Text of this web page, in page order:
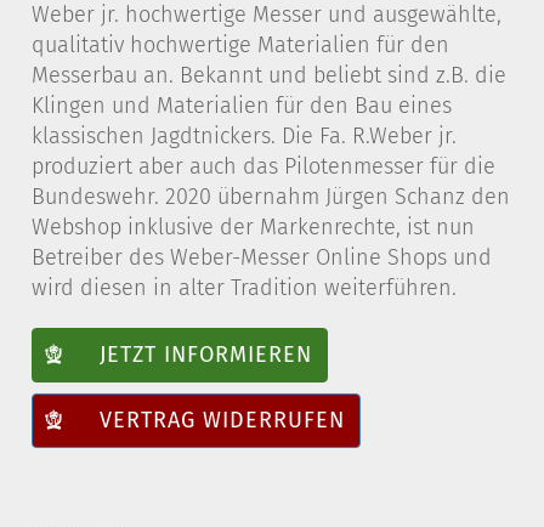
Weber jr. hochwertige Messer und ausgewählte,
qualitativ hochwertige Materialien für den
Messerbau an. Bekannt und beliebt sind z.B. die
Klingen und Materialien für den Bau eines
klassischen Jagdtnickers. Die Fa. R.Weber jr.
produziert aber auch das Pilotenmesser für die
Bundeswehr. 2020 übernahm Jürgen Schanz den
Webshop inklusive der Markenrechte, ist nun
Betreiber des Weber-Messer Online Shops und
wird diesen in alter Tradition weiterführen.
JETZT INFORMIEREN
VERTRAG WIDERRUFEN